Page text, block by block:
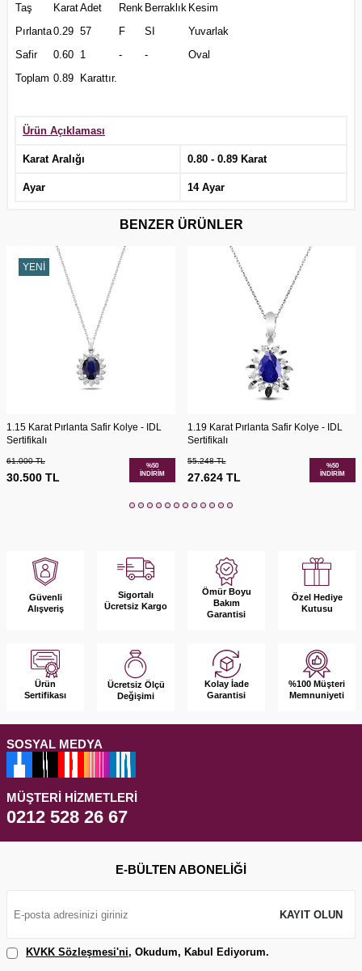
Taş
KaratAdet Renk Berraklık Kesim
Pırlanta0.29 57 F SI
Yuvarlak
Safir
0.60 1 - -
Oval
Toplam 0.89 Karattır.
Ürün Açıklaması
Karat Aralığı 0.80 - 0.89 Karat
Ayar 14 Ayar
BENZER ÜRÜNLER
YENI
1.15 Karat Pırlanta Safir Kolye - IDL
Sertifikalı
61.000TL
30.500 TL
%50
İNDIRIM
1.19 Karat Pırlanta Safir Kolye - IDL
Sertifikalı
55.248TL
27.624TL
%50
İNDIRIM
Güvenli
Alışveriş
Sigortalı
Ücretsiz Kargo
Ömür Boyu
Bakım
Garantisi
Özel Hediye
Kutusu
Ürün
Sertifikası
Ücretsiz Ölçü
Değişimi
Kolay İade
Garantisi
%100 Müşteri
Memnuniyeti
SOSYAL MEDYA
MÜŞTERI HIZMETLERI
0212 528 26 67
E-BÜLTEN ABONELIĞI
KAYIT OLUN
KVKK Sözleşmesi'ni, Okudum, Kabul Ediyorum.